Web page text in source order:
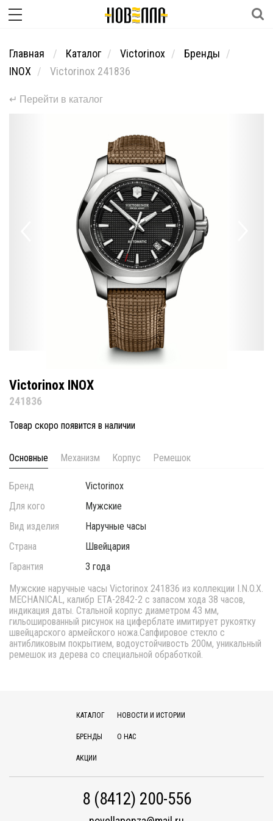
Главная Каталог Victorinox
Бренды
INOX
Victorinox 241836
↵ Перейти в каталог
Victorinox INOX
241836
Товар скоро появится в наличии
Основные Механизм Корпус Ремешок
Бренд
Victorinox
Для кого
Мужские
Вид изделия
Наручные часы
Страна
Швейцария
Гарантия
3 года
Мужские наручные часы Victorinox 241836 из коллекции I.N.O.X.
MECHANICAL, калибр ETA-2842-2 с запасом хода 38 часов,
индикация даты. Стальной корпус диаметром 43 мм,
гильошированный рисунок на циферблате имитирует рукоятку
швейцарского армейского ножа.Сапфировое стекло с
антибликовым покрытием, водоустойчивость 200м, уникальный
ремешок из дерева со специальной обработкой.
КАТАЛОГ
БРЕНДЫ
АКЦИИ
НОВОСТИ И ИСТОРИИ
О НАС
8 (8412) 200-556